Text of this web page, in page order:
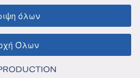
ΠΟΛΙΤΙΚΗ ΓΙΑ ΤΟΝ ΑΝΤΑΓΩΝΙΣΜΟ
& ΚΑΤΑΓΓΕΛΙΩΝ (Ν. 4990/22)
όλων
Όλων